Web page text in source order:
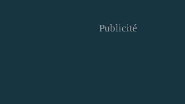
Publicité